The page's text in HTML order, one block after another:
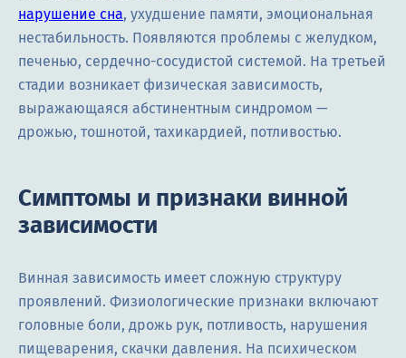
нарушение сна, ухудшение памяти, эмоциональная
нестабильность. Появляются проблемы с желудком,
печенью, сердечно-сосудистой системой. На третьей
стадии возникает физическая зависимость,
выражающаяся абстинентным синдромом —
дрожью, тошнотой, тахикардией, потливостью.
Симптомы и признаки винной
зависимости
Винная зависимость имеет сложную структуру
проявлений. Физиологические признаки включают
головные боли, дрожь рук, потливость, нарушения
пищеварения, скачки давления. На психическом